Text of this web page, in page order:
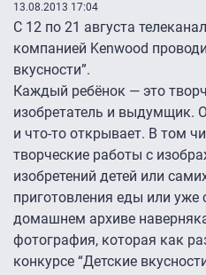
13.08.2013 17:04
С 12 по 21 августа
компанией Kenwood
вкусности”.
Каждый ребёнок — это
изобретатель и выдумщик.
и что-то открывает. В том
творческие работы с
изобретений детей или
приготовления еды или
домашнем архиве
фотография, которая как
конкурсе “Детские